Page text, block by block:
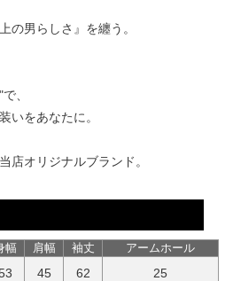
の男らしさ』を纏う。
、
いをあなたに。
店オリジナルブランド。
幅 肩幅 袖丈 アームホール
45 62 25